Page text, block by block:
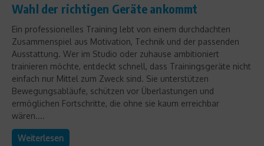
Wahl der richtigen Geräte ankommt
Ein professionelles Training lebt von einem durchdachten
Zusammenspiel aus Motivation, Technik und der passenden
Ausstattung. Wer im Studio oder zuhause ambitioniert
trainieren möchte, entdeckt schnell, dass Trainingsgeräte nicht
einfach nur Mittel zum Zweck sind. Sie unterstützen
Bewegungsabläufe, schützen vor Überlastungen und
ermöglichen Fortschritte, die ohne sie kaum erreichbar
wären....
Weiterlesen